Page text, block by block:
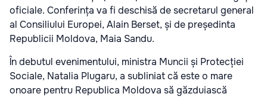
oficiale. Conferința va fi deschisă de secretarul general
al Consiliului Europei, Alain Berset, și de președinta
Republicii Moldova, Maia Sandu.
În debutul evenimentului, ministra Muncii și Protecției
Sociale, Natalia Plugaru, a subliniat că este o mare
onoare pentru Republica Moldova să găzduiască